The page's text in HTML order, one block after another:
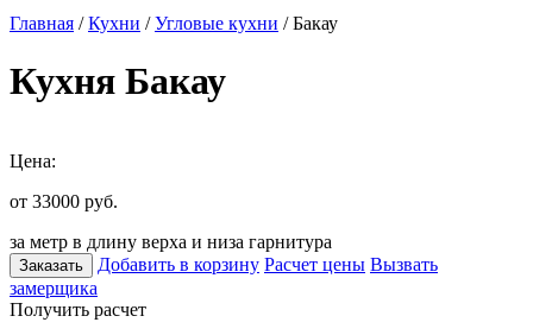
Главная /Кухни /Угловые кухни / Бакау
Кухня Бакау
Цена:
от 33000 руб.
за метр в длину верха и низа гарнитура
Заказать Добавить в корзину Расчет цены Вызвать
замерщика
Получить расчет